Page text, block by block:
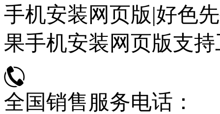
手机安装网页版|好色
果手机安装网页版支
全国销售服务电话：